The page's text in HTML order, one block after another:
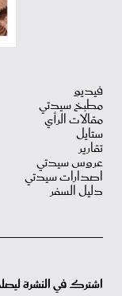
فيديو
مطبخ سيدتي
مقالات الرأي
ستايل
تقارير
عروس سيدتي
اصدارات سيدتي
دليل السفر
اشترك في النشرة